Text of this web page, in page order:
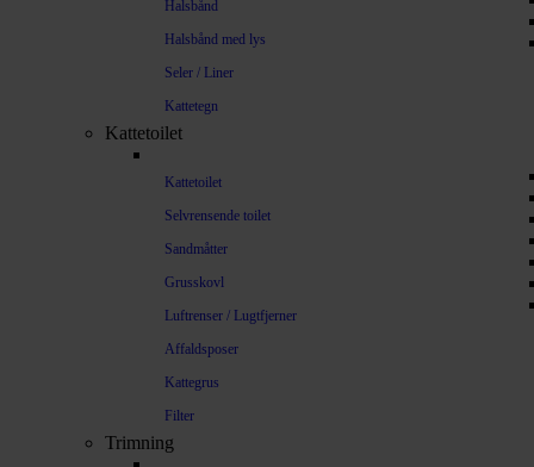
Halsbånd
Halsbånd med lys
Seler / Liner
Kattetegn
Kattetoilet
Kattetoilet
Selvrensende toilet
Sandmåtter
Grusskovl
Luftrenser / Lugtfjerner
Affaldsposer
Kattegrus
Filter
Trimning